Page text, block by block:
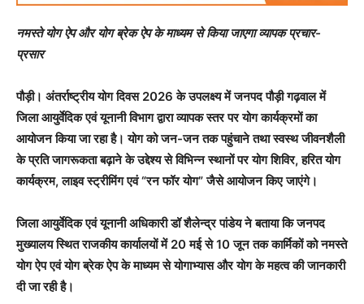
नमस्ते योग ऐप और योग ब्रेक ऐप के माध्यम से किया जाएगा व्यापक प्रचार-
प्रसार
पौड़ी। अंतर्राष्ट्रीय योग दिवस 2026 के उपलक्ष्य में जनपद पौड़ी गढ़वाल में
जिला आयुर्वेदिक एवं यूनानी विभाग द्वारा व्यापक स्तर पर योग कार्यक्रमों का
आयोजन किया जा रहा है। योग को जन-जन तक पहुंचाने तथा स्वस्थ जीवनशैली
के प्रति जागरूकता बढ़ाने के उद्देश्य से विभिन्न स्थानों पर योग शिविर, हरित योग
कार्यक्रम, लाइव स्ट्रीमिंग एवं “रन फॉर योग” जैसे आयोजन किए जाएंगे।
जिला आयुर्वेदिक एवं यूनानी अधिकारी डॉ शैलेन्द्र पांडेय ने बताया कि जनपद
मुख्यालय स्थित राजकीय कार्यालयों में 20 मई से 10 जून तक कार्मिकों को नमस्ते
योग ऐप एवं योग ब्रेक ऐप के माध्यम से योगाभ्यास और योग के महत्व की जानकारी
दी जा रही है।